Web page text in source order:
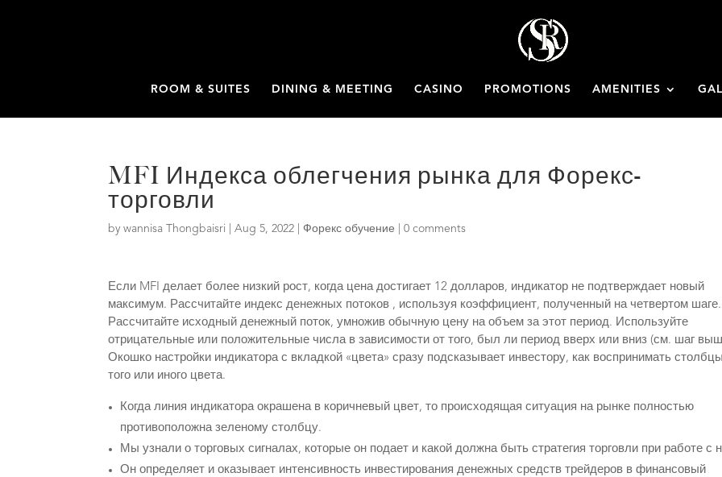
ROOM & SUITES DINING & MEETING CASINO PROMOTIONS AMENITIES
MFI Индекса облегчения рынка для Форекс-
торговли
bywannisa Thongbaisri |Aug 5, 2022 |Форекс обучение |0 comments
Если MFI делает более низкий рост, когда цена достигает 12 долларов, индикатор не подтверждает новый
максимум. Рассчитайте индекс денежных потоков , используя коэффициент, полученный на четвертом шаге.
Рассчитайте исходный денежный поток, умножив обычную цену на объем за этот период. Используйте
отрицательные или положительные числа в зависимости от того, был ли период вверх или вниз (см. шаг
Окошко настройки индикатора с вкладкой «цвета» сразу подсказывает инвестору, как воспринимать столбцы
того или иного цвета.
Когда линия индикатора окрашена в коричневый цвет, то происходящая ситуация на рынке полностью
противоположна зеленому столбцу.
Мы узнали о торговых сигналах, которые он подает и какой должна быть стратегия торговли при работе с
Он определяет и оказывает интенсивность инвестирования денежных средств трейдеров в финансовый